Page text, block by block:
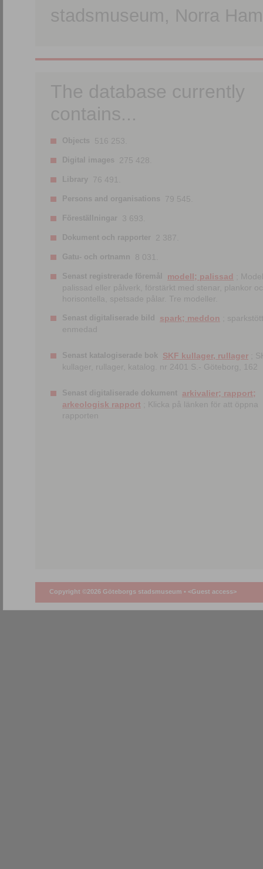
stadsmuseum, Norra
The database currently
contains...
Objects 516 253.
Digital images 275 428.
Library 76 491.
Persons and organisations 79 545.
Föreställningar 3 693.
Dokument och rapporter 2 387.
Gatu- och ortnamn 8 031.
Senast registrerade föremål modell; palissad
;
palissad eller pålverk, förstärkt med stenar, plankor
horisontella, spetsade pålar. Tre modeller.
Senast digitaliserade bild spark; meddon ;
enmedad
Senast katalogiserade bok SKF kullager, rullager ;
kullager, rullager, katalog. nr 2401 S.- Göteborg, 162
Senast digitaliserade dokument arkivalier; rapport;
arkeologisk rapport ; Klicka på länken för att öppna
rapporten
Copyright ©2026 Göteborgs stadsmuseum • <Guest access>